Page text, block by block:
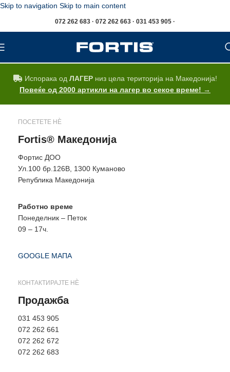
Skip to navigation Skip to main content
072 262 683 · 072 262 663 · 031 453 905 ·
Испорака од ЛАГЕРниз цела територија на Македонија!
Повеќе од 2000 артикли на лагер во секое време! →
ПОСЕТЕТЕ НÈ
Fortis® Македонија
Фортис ДОО
Ул.100 бр.126В, 1300 Куманово
Република Македонија
Работно време
Понеделник – Петок
09 – 17ч.
GOOGLE МАПА
КОНТАКТИРАЈТЕ НÈ
Продажба
031 453 905
072 262 661
072 262 672
072 262 683